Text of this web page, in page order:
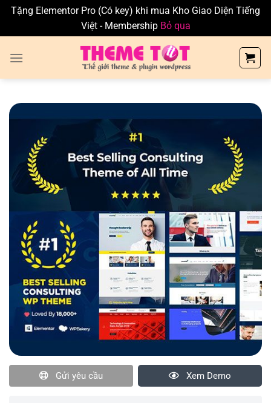
Tặng Elementor Pro (Có key) khi mua Kho Giao Diện Tiếng
Việt - Membership Bỏ qua
Gửi yêu cầu Xem Demo